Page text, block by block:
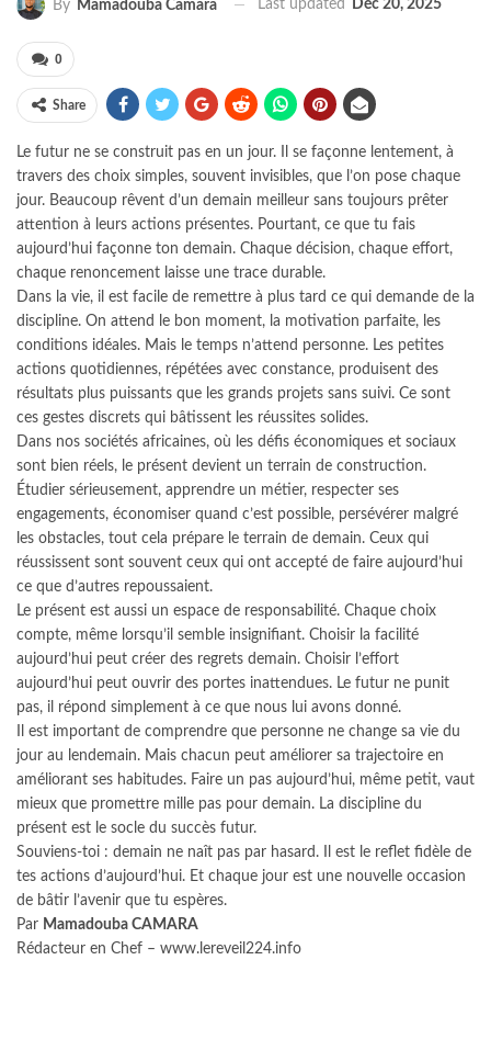
By Mamadouba Camara Last updated Déc 20, 2025
0
Share
Le futur ne se construit pas en un jour. Il se façonne lentement, à
travers des choix simples, souvent invisibles, que l’on pose chaque
jour. Beaucoup rêvent d’un demain meilleur sans toujours prêter
attention à leurs actions présentes. Pourtant, ce que tu fais
aujourd’hui façonne ton demain. Chaque décision, chaque effort,
chaque renoncement laisse une trace durable.
Dans la vie, il est facile de remettre à plus tard ce qui demande de la
discipline. On attend le bon moment, la motivation parfaite, les
conditions idéales. Mais le temps n’attend personne. Les petites
actions quotidiennes, répétées avec constance, produisent des
résultats plus puissants que les grands projets sans suivi. Ce sont
ces gestes discrets qui bâtissent les réussites solides.
Dans nos sociétés africaines, où les défis économiques et sociaux
sont bien réels, le présent devient un terrain de construction.
Étudier sérieusement, apprendre un métier, respecter ses
engagements, économiser quand c’est possible, persévérer malgré
les obstacles, tout cela prépare le terrain de demain. Ceux qui
réussissent sont souvent ceux qui ont accepté de faire aujourd’hui
ce que d’autres repoussaient.
Le présent est aussi un espace de responsabilité. Chaque choix
compte, même lorsqu’il semble insignifiant. Choisir la facilité
aujourd’hui peut créer des regrets demain. Choisir l’effort
aujourd’hui peut ouvrir des portes inattendues. Le futur ne punit
pas, il répond simplement à ce que nous lui avons donné.
Il est important de comprendre que personne ne change sa vie du
jour au lendemain. Mais chacun peut améliorer sa trajectoire en
améliorant ses habitudes. Faire un pas aujourd’hui, même petit, vaut
mieux que promettre mille pas pour demain. La discipline du
présent est le socle du succès futur.
Souviens-toi : demain ne naît pas par hasard. Il est le reflet fidèle de
tes actions d’aujourd’hui. Et chaque jour est une nouvelle occasion
de bâtir l’avenir que tu espères.
Par Mamadouba CAMARA
Rédacteur en Chef – www.lereveil224.info